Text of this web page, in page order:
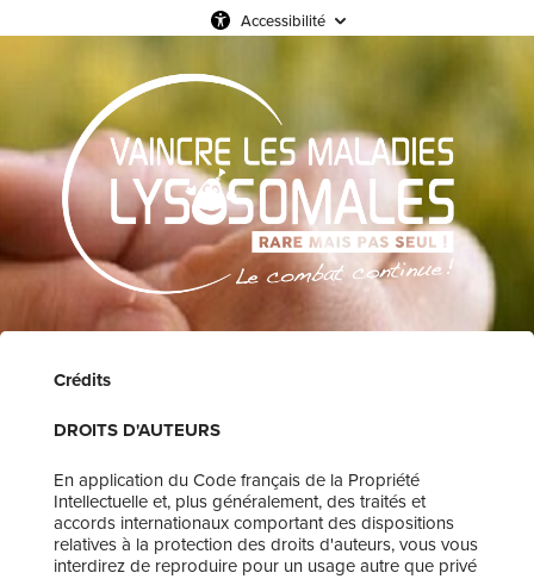
Accessibilité
Crédits
DROITS D'AUTEURS
En application du Code français de la Propriété
Intellectuelle et, plus généralement, des traités et
accords internationaux comportant des dispositions
relatives à la protection des droits d'auteurs, vous vous
interdirez de reproduire pour un usage autre que privé